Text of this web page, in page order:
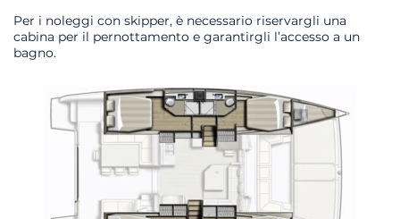
Per i noleggi con skipper, è necessario riservargli una
cabina per il pernottamento e garantirgli l’accesso a un
bagno.